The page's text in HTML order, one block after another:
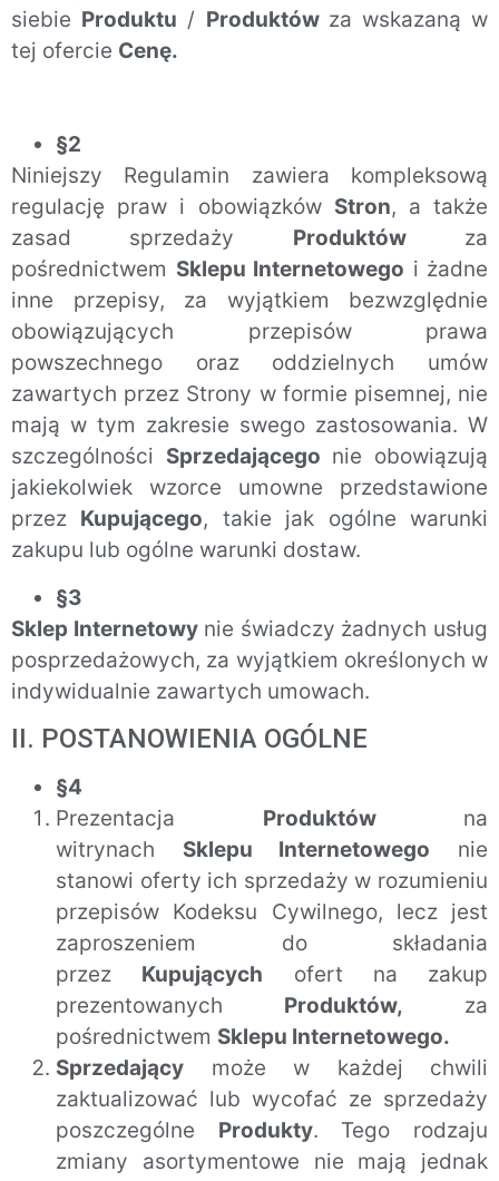
siebie Produktu / Produktów za wskazaną w
tej ofercie Cenę.
§2
Niniejszy Regulamin zawiera kompleksową
regulację praw i obowiązków Stron, a także
zasad sprzedaży Produktówza
pośrednictwem Sklepu Internetowego i żadne
inne przepisy, za wyjątkiem bezwzględnie
obowiązujących przepisów prawa
powszechnego oraz oddzielnych umów
zawartych przez Strony w formie pisemnej, nie
mają w tym zakresie swego zastosowania. W
szczególności Sprzedającego nie obowiązują
jakiekolwiek wzorce umowne przedstawione
przez Kupującego, takie jak ogólne warunki
zakupu lub ogólne warunki dostaw.
§3
Sklep Internetowynie świadczy żadnych usług
posprzedażowych, za wyjątkiem określonych w
indywidualnie zawartych umowach.
II. POSTANOWIENIA OGÓLNE
§4
Prezentacja Produktówna
witrynach Sklepu Internetowego nie
stanowi oferty ich sprzedaży w rozumieniu
przepisów Kodeksu Cywilnego, lecz jest
zaproszeniem do składania
przez Kupujących ofert na zakup
prezentowanych Produktów, za
pośrednictwem Sklepu Internetowego.
Sprzedający może w każdej chwili
zaktualizować lub wycofać ze sprzedaży
poszczególne Produkty. Tego rodzaju
zmiany asortymentowe nie mają jednak